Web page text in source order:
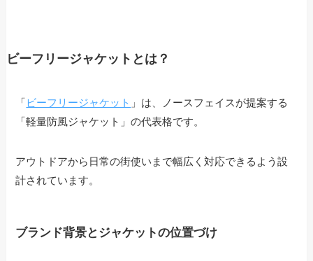
ビーフリージャケットとは？
「ビーフリージャケット 」は、ノースフェイスが提案する
「軽量防風ジャケット」の代表格です。
アウトドアから日常の街使いまで幅広く対応できるよう設
計されています。
ブランド背景とジャケットの位置づけ